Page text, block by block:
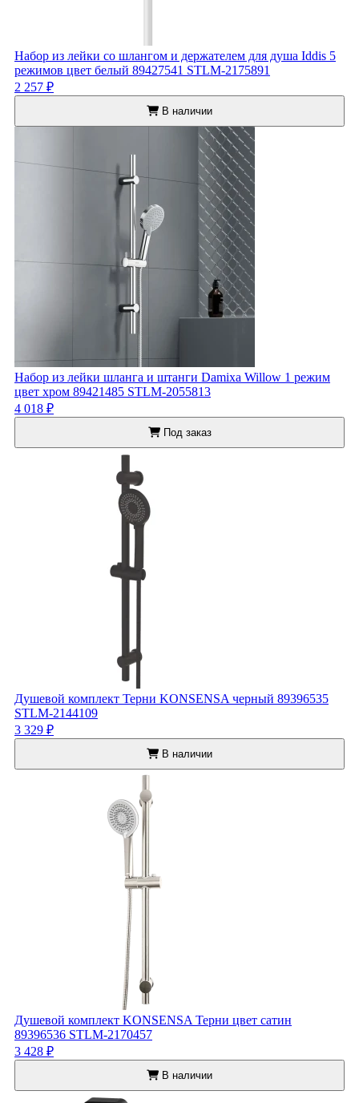
Набор из лейки со шлангом и держателем для душа Iddis 5
режимов цвет белый 89427541 STLM-2175891
2 257 ₽
В наличии
Набор из лейки шланга и штанги Damixa Willow 1 режим
цвет хром 89421485 STLM-2055813
4 018 ₽
Под заказ
Душевой комплект Терни KONSENSA черный 89396535
STLM-2144109
3 329 ₽
В наличии
Душевой комплект KONSENSA Терни цвет сатин
89396536 STLM-2170457
3 428 ₽
В наличии